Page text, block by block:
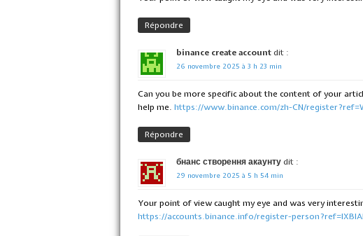
Répondre
binance create accountdit :
26 novembre 2025 à 3 h 23 min
Can you be more specific about the content of your
help me. https://www.binance.com/zh-CN/
Répondre
бнанс створення акаунтуdit :
29 novembre 2025 à 5 h 54 min
Your point of view caught my eye and was very
https://accounts.binance.info/register-